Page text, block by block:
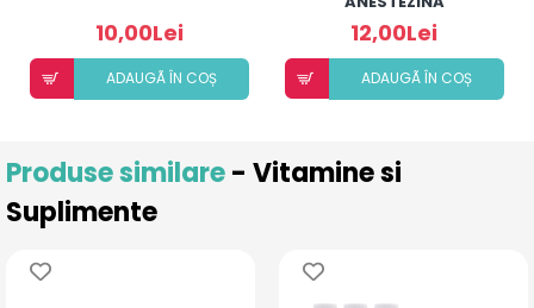
10,00Lei
ADAUGÃ ÎN COȘ
12,00Lei
ADAUGÃ ÎN COȘ
Produse similare- Vitamine si
Suplimente